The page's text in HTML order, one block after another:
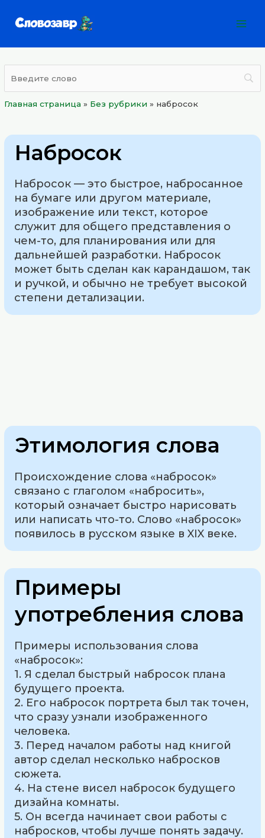
Главная страница » Без рубрики » набросок
Набросок
Набросок — это быстрое, набросанное
на бумаге или другом материале,
изображение или текст, которое
служит для общего представления о
чем-то, для планирования или для
дальнейшей разработки. Набросок
может быть сделан как карандашом, так
и ручкой, и обычно не требует высокой
степени детализации.
Этимология слова
Происхождение слова «набросок»
связано с глаголом «набросить»,
который означает быстро нарисовать
или написать что-то. Слово «набросок»
появилось в русском языке в XIX веке.
Примеры
употребления слова
Примеры использования слова
«набросок»:
1. Я сделал быстрый набросок плана
будущего проекта.
2. Его набросок портрета был так точен,
что сразу узнали изображенного
человека.
3. Перед началом работы над книгой
автор сделал несколько набросков
сюжета.
4. На стене висел набросок будущего
дизайна комнаты.
5. Он всегда начинает свои работы с
набросков, чтобы лучше понять задачу.